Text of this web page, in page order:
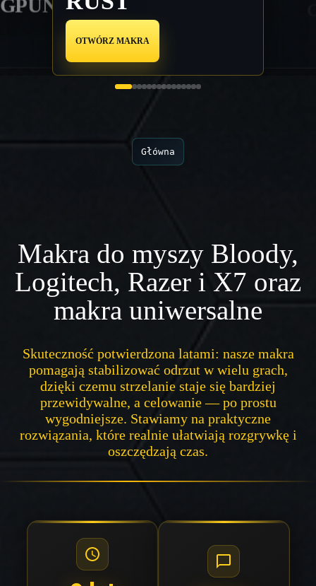
OTWÓRZ MAKRA
Główna
Makra do myszy Bloody,
Logitech, Razer i X7 oraz
makra uniwersalne
Skuteczność potwierdzona latami: nasze makra
pomagają stabilizować odrzut w wielu grach,
dzięki czemu strzelanie staje się bardziej
przewidywalne, a celowanie — po prostu
wygodniejsze. Stawiamy na praktyczne
rozwiązania, które realnie ułatwiają rozgrywkę i
oszczędzają czas.